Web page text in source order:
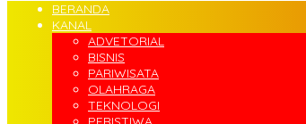
BERANDA
KANAL
ADVETORIAL
BISNIS
PARIWISATA
OLAHRAGA
TEKNOLOGI